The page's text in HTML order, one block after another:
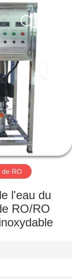
de RO
l'eau du
RO/RO